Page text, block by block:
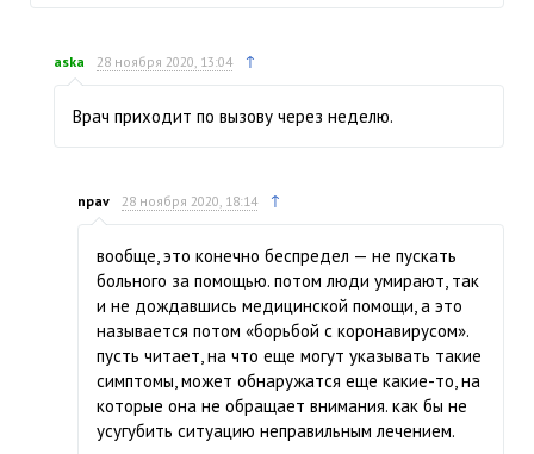
aska 28 ноября 2020, 13:04 ↑
Врач приходит по вызову через неделю.
npav 28 ноября 2020, 18:14 ↑
вообще, это конечно беспредел — не пускать
больного за помощью. потом люди умирают, так
и не дождавшись медицинской помощи, а это
называется потом «борьбой с коронавирусом».
пусть читает, на что еще могут указывать такие
симптомы, может обнаружатся еще какие-то, на
которые она не обращает внимания. как бы не
усугубить ситуацию неправильным лечением.